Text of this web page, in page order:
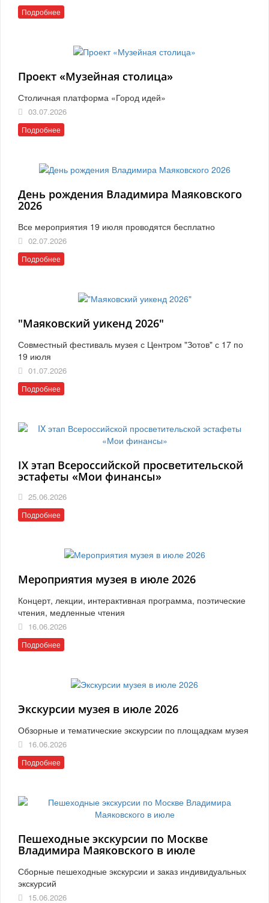
Подробнее
Проект «Музейная столица»
Столичная платформа «Город идей»
03.07.2026
Подробнее
День рождения Владимира Маяковского
2026
Все мероприятия 19 июля проводятся бесплатно
02.07.2026
Подробнее
"Маяковский уикенд 2026"
Совместный фестиваль музея с Центром "Зотов" с 17 по
19 июля
01.07.2026
Подробнее
IX этап Всероссийской просветительской
эстафеты «Мои финансы»
25.06.2026
Подробнее
Мероприятия музея в июле 2026
Концерт, лекции, интерактивная программа, поэтические
чтения, медленные чтения
16.06.2026
Подробнее
Экскурсии музея в июле 2026
Обзорные и тематические экскурсии по площадкам музея
16.06.2026
Подробнее
Пешеходные экскурсии по Москве
Владимира Маяковского в июле
Сборные пешеходные экскурсии и заказ индивидуальных
экскурсий
15.06.2026